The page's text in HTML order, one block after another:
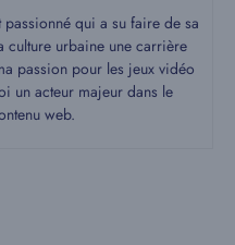
passionné qui a su faire de sa
culture urbaine une carrière
passion pour les jeux vidéo
un acteur majeur dans le
web.